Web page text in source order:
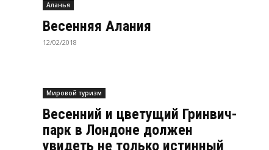
Аланья
Весенняя Алания
12/02/2018
Мировой туризм
Весенний и цветущий Гринвич-
парк в Лондоне должен
увидеть не только истинный